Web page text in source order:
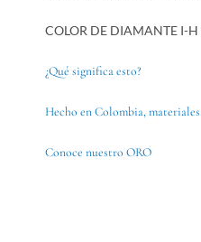
COLOR DE DIAMANTE I-H
¿Qué significa esto?
Hecho en Colombia,
Conoce nuestro ORO